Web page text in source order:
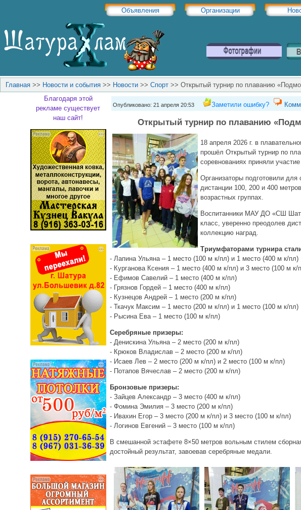
Объявления Организации
Главная >> Новости и события >> Новости >> Спорт >> Открытый турнир по плаванию
Благодаря этой
рекламе существует
наш сайт!
Опубликовано: 21 апреля 20:53 Заметили ошибку?
Открытый турнир по плаванию
18 апреля 2026 г. в
прошёл Открытый турнир по
соревнованиях приняли
Организаторы подготовили
дистанции 100, 200 и 400
возрастных группах.
Воспитанники МАУ ДО «СШ
класс, уверенно преодолев
коллекцию наград.
Триумфаторами турнира
- Лапина Ульяна – 1 место (100 м к/пл) и 1 место (400 м к/пл)
- Курганова Ксения – 1 место (400 м к/пл) и 3 место (100 м к/
- Ефимов Савелий – 1 место (400 м к/пл)
- Грязнов Гордей – 1 место (400 м к/пл)
- Кузнецов Андрей – 1 место (200 м к/пл)
- Ткачук Максим – 1 место (200 м к/пл) и 1 место (100 м к/пл)
- Рысина Ева – 1 место (100 м к/пл)
Серебряные призеры:
- Денискина Ульяна – 2 место (200 м к/пл)
- Крюков Владислав – 2 место (200 м к/пл)
- Исаев Лев – 2 место (200 м к/пл) и 2 место (100 м к/пл)
- Потапов Вячеслав – 2 место (200 м к/пл)
Бронзовые призеры:
- Зайцев Александр – 3 место (400 м к/пл)
- Фомина Эмилия – 3 место (200 м к/пл)
- Ивахин Егор – 3 место (200 м к/пл) и 3 место (100 м к/пл)
- Логинов Евгений – 3 место (100 м к/пл)
В смешанной эстафете 8×50 метров вольным стилем
достойный результат, завоевав серебряные медали.